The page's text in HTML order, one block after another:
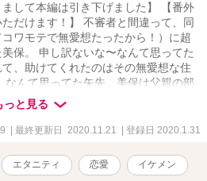
して本編は引き下げました】 【番外
だけます！】 不審者と間違って、同
ワモテで無愛想たったから！）に超
保。 申し訳ないな〜なんて思ってた
、助けてくれたのはその無愛想な住
なんて思ってた矢先、美保は父親の部
とになって……しかもお相手は無愛想
ン拍子に話は進んで、気がついたら結
わらず無愛想だし怖いカオしてる
の結婚と勘違いしてるヒロインと、
く言葉にできてない）旦那さんのす
っと見る
| 最終更新日 2020.11.21 | 登録日 2020.1.31
エタニティ 恋愛 イケメン